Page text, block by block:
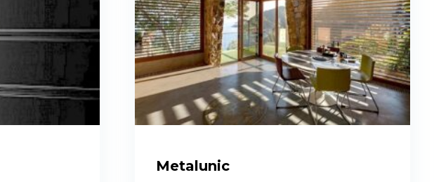
Metalunic